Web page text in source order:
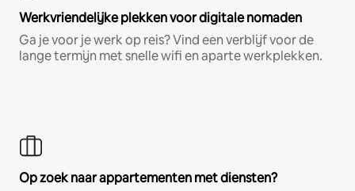
Werkvriendelijke plekken voor digitale nomaden
Ga je voor je werk op reis? Vind een verblijf voor de
lange termijn met snelle wifi en aparte werkplekken.
Op zoek naar appartementen met diensten?